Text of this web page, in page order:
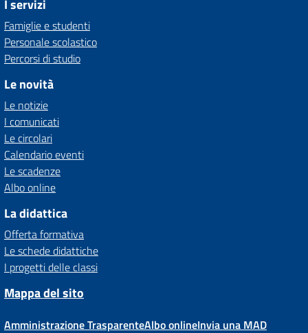
I servizi
Famiglie e studenti
Personale scolastico
Percorsi di studio
Le novità
Le notizie
I comunicati
Le circolari
Calendario eventi
Le scadenze
Albo online
La didattica
Offerta formativa
Le schede didattiche
I progetti delle classi
Mappa del sito
Amministrazione TrasparenteAlbo onlineInvia una MAD